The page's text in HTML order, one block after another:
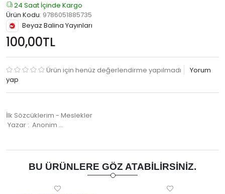
24 Saat İçinde Kargo
Ürün Kodu: 9786051885735
Beyaz Balina Yayınları
100,00TL
Ürün için henüz değerlendirme yapılmadı
Yorum
yap
İlk Sözcüklerim - Meslekler
Yazar : Anonim …
BU ÜRÜNLERE GÖZ ATABILIRSINIZ.